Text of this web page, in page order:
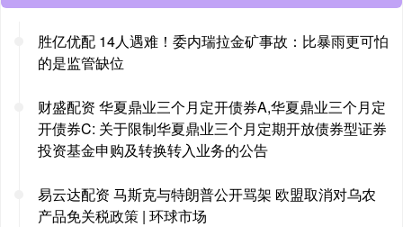
胜亿优配 14人遇难！委内瑞拉金矿事故：比暴雨更可怕
的是监管缺位
财盛配资 华夏鼎业三个月定开债券A,华夏鼎业三个月定
开债券C: 关于限制华夏鼎业三个月定期开放债券型证券
投资基金申购及转换转入业务的公告
易云达配资 马斯克与特朗普公开骂架 欧盟取消对乌农
产品免关税政策 | 环球市场